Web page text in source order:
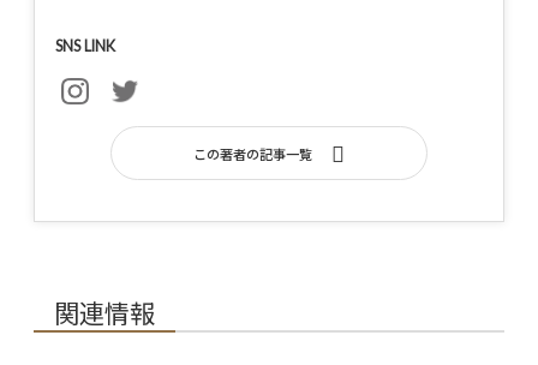
SNS LINK
この著者の記事一覧
関連情報